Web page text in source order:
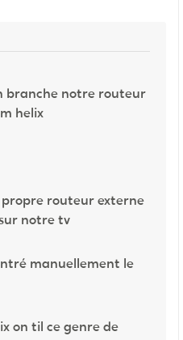
branche notre routeur
helix
routeur externe
notre tv
manuellement le
on til ce genre de